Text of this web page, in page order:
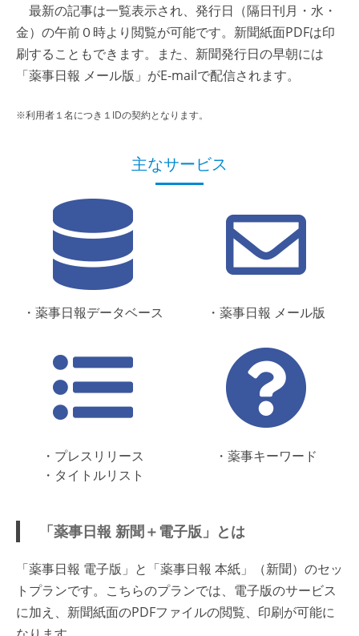
最新の記事は一覧表示され、発行日（隔日刊月・水・
金）の午前０時より閲覧が可能です。新聞紙面PDFは印
刷することもできます。また、新聞発行日の早朝には
「薬事日報 メール版」がE-mailで配信されます。
※利用者１名につき１IDの契約となります。
主なサービス
・薬事日報データベース ・薬事日報 メール版
・プレスリリース
・タイトルリスト
・薬事キーワード
「薬事日報 新聞＋電子版」とは
「薬事日報 電子版」と「薬事日報 本紙」（新聞）のセッ
トプランです。こちらのプランでは、電子版のサービス
に加え、新聞紙面のPDFファイルの閲覧、印刷が可能に